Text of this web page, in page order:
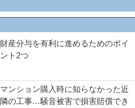
財産分与を有利に進めるためのポイ
ント2つ
マンション購入時に知らなかった近
隣の工事…騒音被害で損害賠償でき